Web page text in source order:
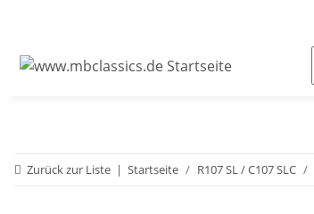
Zurück zur Liste Startseite R107 SL / C107 SLC